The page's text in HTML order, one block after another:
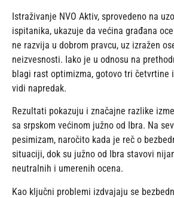
Istraživanje NVO Aktiv, sprovedeno na
ispitanika, ukazuje da većina građana
ne razvija u dobrom pravcu, uz izražen
neizvesnosti. Iako je u odnosu na
blagi rast optimizma, gotovo tri četvrtine
vidi napredak.
Rezultati pokazuju i značajne razlike
sa srpskom većinom južno od Ibra. Na
pesimizam, naročito kada je reč o
situaciji, dok su južno od Ibra stavovi
neutralnih i umerenih ocena.
Kao ključni problemi izdvajaju se